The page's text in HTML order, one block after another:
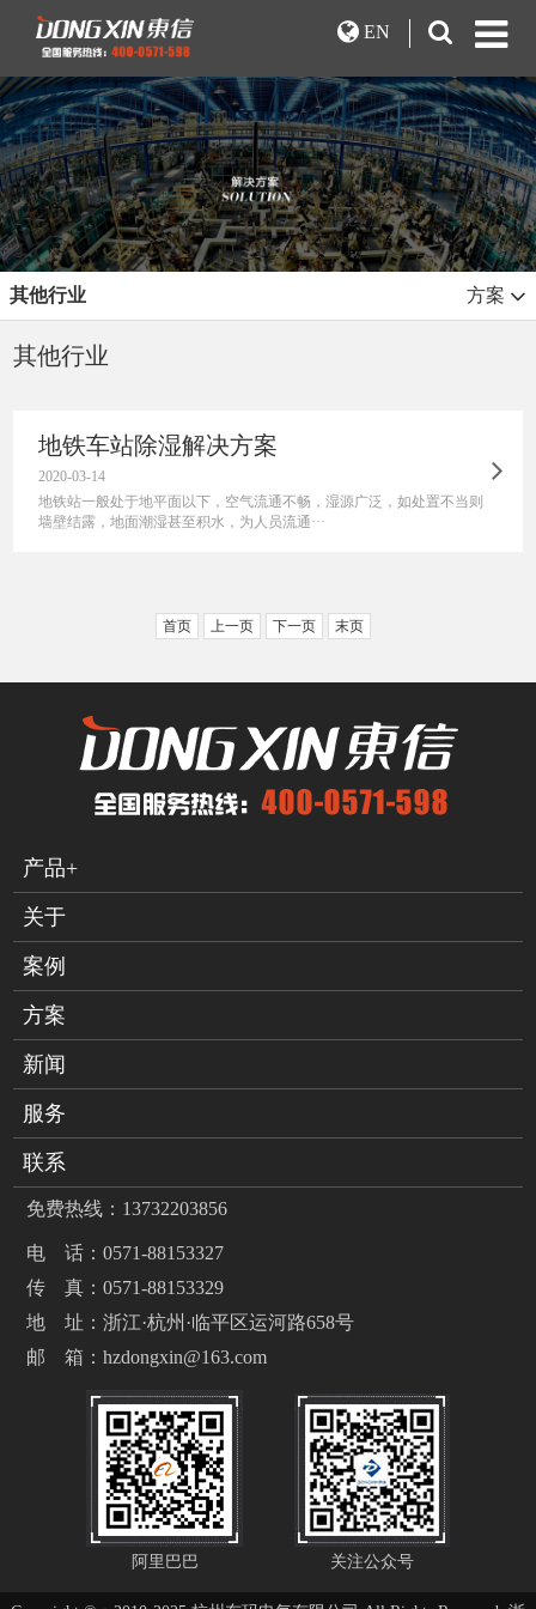
EN
其他行业 方案
其他行业
地铁车站除湿解决方案
2020-03-14
地铁站一般处于地平面以下，空气流通不畅，湿源广泛，如处置不当则
墙壁结露，地面潮湿甚至积水，为人员流通···
首页 上一页 下一页 末页
产品+
关于
案例
方案
新闻
服务
联系
免费热线：13732203856
电 话：0571-88153327
传 真：0571-88153329
地 址：浙江·杭州·临平区运河路658号
邮 箱：hzdongxin@163.com
阿里巴巴 关注公众号